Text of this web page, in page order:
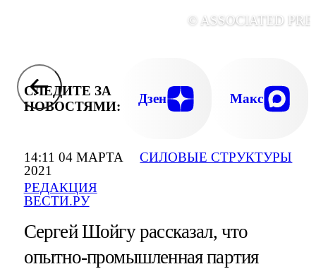
14:11 04 МАРТА
2021
РЕДАКЦИЯ
ВЕСТИ.РУ
СИЛОВЫЕ СТРУКТУРЫ
© ASSOCIATED
СЛЕДИТЕ ЗА
НОВОСТЯМИ:
Дзен Макс
Сергей Шойгу рассказал, что
опытно-промышленная партия